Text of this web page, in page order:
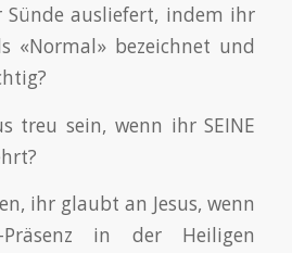
Sünde ausliefert, indem ihr
«Normal» bezeichnet und
treu sein, wenn ihr SEINE
ihr glaubt an Jesus, wenn
Präsenz in der Heiligen